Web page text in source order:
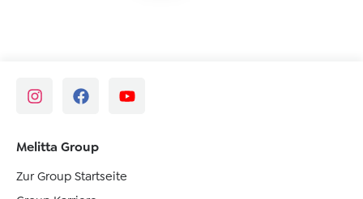
Melitta Group
Zur Group Startseite